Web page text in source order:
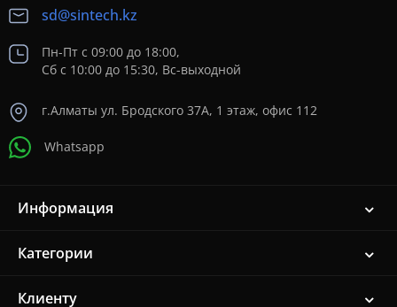
sd@sintech.kz
Пн-Пт с 09:00 до 18:00,
Сб с 10:00 до 15:30, Вс-выходной
г.Алматы ул. Бродского 37A, 1 этаж, офис 112
Whatsapp
Информация
Категории
Клиенту